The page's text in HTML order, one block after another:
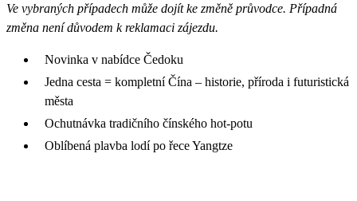
Ve vybraných případech může dojít ke změně průvodce. Případná
změna není důvodem k reklamaci zájezdu.
Novinka v nabídce Čedoku
Jedna cesta = kompletní Čína – historie, příroda i futuristická
města
Ochutnávka tradičního čínského hot-potu
Oblíbená plavba lodí po řece Yangtze